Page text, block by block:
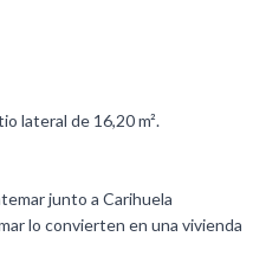
lateral de 16,20 m².
junto a Carihuela
lo convierten en una vivienda